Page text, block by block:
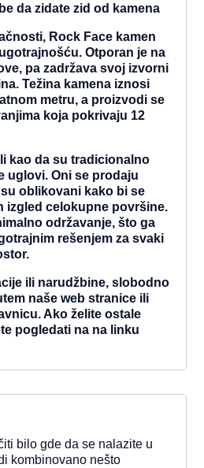
da zidate zid od kamena
Rock Face kamen
Otporan je na
pa zadržava svoj izvorni
Težina kamena iznosi
metru, a proizvodi se
koja pokrivaju 12
kao da su tradicionalno
uglovi. Oni se prodaju
oblikovani kako bi se
izgled celokupne površine.
održavanje, što ga
rešenjem za svaki
ili narudžbine, slobodno
naše web stranice ili
Ako želite ostale
pogledati na na linku
bilo gde da se nalazite u
kombinovano nešto